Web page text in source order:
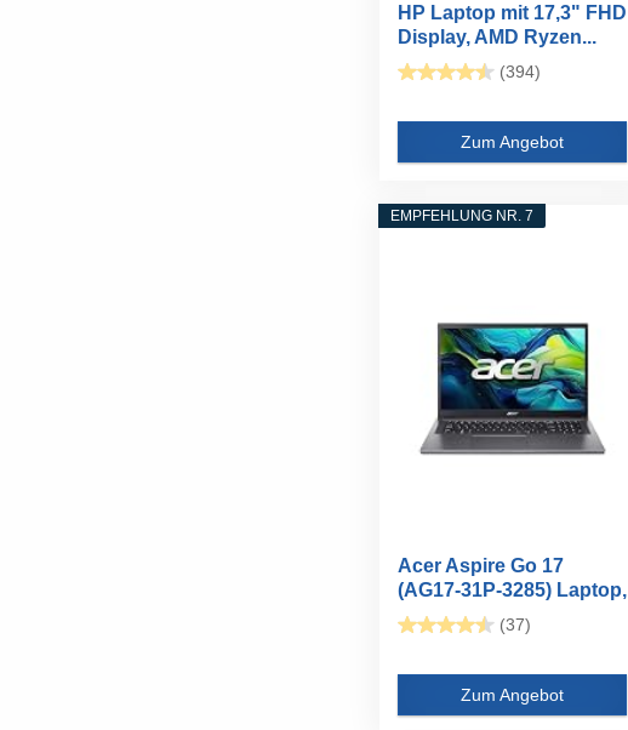
HP Laptop mit 17,3" FHD
Display, AMD Ryzen...
(394)
Zum Angebot
EMPFEHLUNG NR. 7
Acer Aspire Go 17
(AG17-31P-3285) Laptop,
17" FHD...
(37)
Zum Angebot